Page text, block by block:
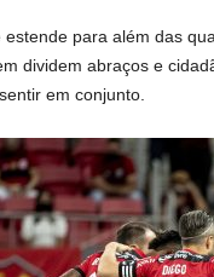
estende para além das
dividem abraços e
em conjunto.